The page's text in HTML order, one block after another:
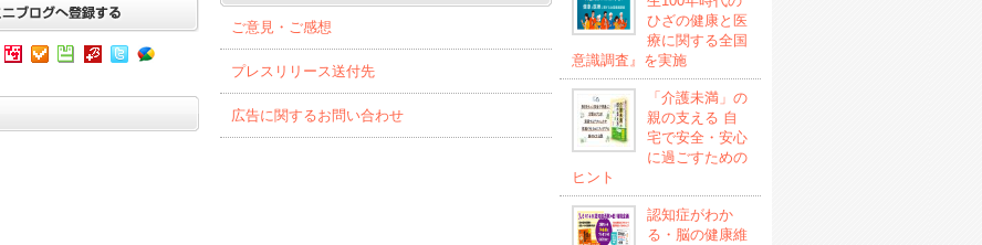
ご意見・ご感想
プレスリリース送付先
広告に関するお問い合わせ
ひざの健康と医
療に関する全国
意識調査』を実施
「介護未満」の
親の支える 自
宅で安全・安心
に過ごすための
ヒント
認知症がわか
る・脳の健康維